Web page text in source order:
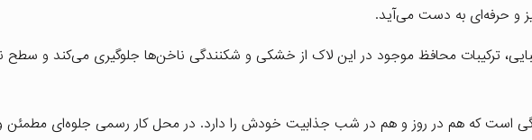
و حرفه‌ای به دست می‌آید.
ترکیبات محافظ موجود در این لاک از خشکی و شکنندگی ناخن‌ها جلوگیری می‌کند و سطح
است که هم در روز و هم در شب جذابیت خودش را دارد. در محل کار رسمی جلوه‌ای مطمئن